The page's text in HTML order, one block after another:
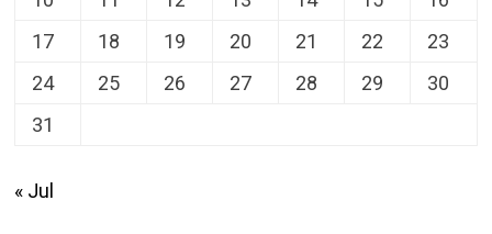
17
18 19 20 21 22
23
24
25 26 27 28 29
30
31
« Jul